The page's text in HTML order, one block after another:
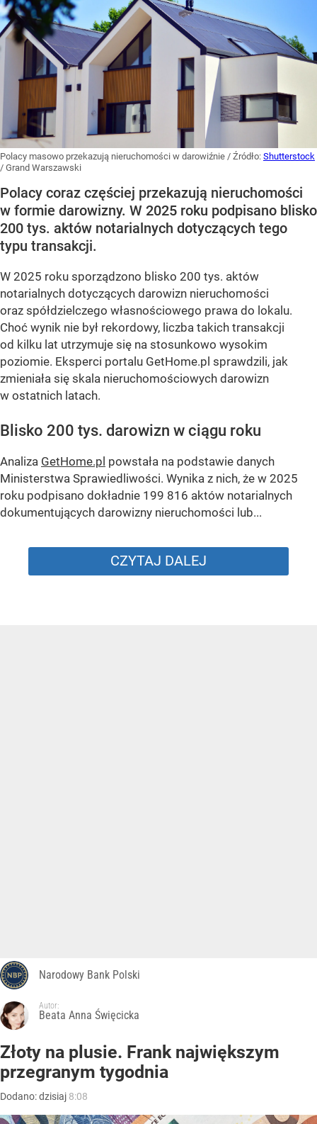
Polacy masowo przekazują nieruchomości w darowiźnie / Źródło: Shutterstock
/ Grand Warszawski
Polacy coraz częściej przekazują nieruchomości
w formie darowizny. W 2025 roku podpisano blisko
200 tys. aktów notarialnych dotyczących tego
typu transakcji.
W 2025 roku sporządzono blisko 200 tys. aktów
notarialnych dotyczących darowizn nieruchomości
oraz spółdzielczego własnościowego prawa do lokalu.
Choć wynik nie był rekordowy, liczba takich transakcji
od kilku lat utrzymuje się na stosunkowo wysokim
poziomie. Eksperci portalu GetHome.pl sprawdzili, jak
zmieniała się skala nieruchomościowych darowizn
w ostatnich latach.
Blisko 200 tys. darowizn w ciągu roku
Analiza GetHome.pl powstała na podstawie danych
Ministerstwa Sprawiedliwości. Wynika z nich, że w 2025
roku podpisano dokładnie 199 816 aktów notarialnych
dokumentujących darowizny nieruchomości lub...
CZYTAJ DALEJ
Narodowy Bank Polski
Autor:
Beata Anna Święcicka
Złoty na plusie. Frank największym
przegranym tygodnia
Dodano:dzisiaj 8:08